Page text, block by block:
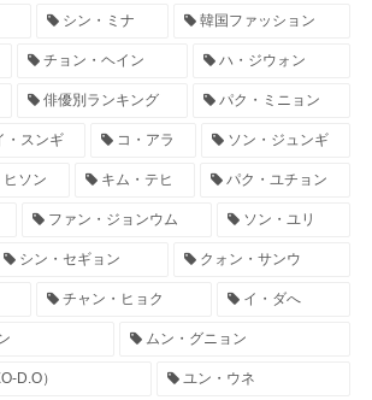
シン・ミナ 韓国ファッション
チョン・ヘイン ハ・ジウォン
俳優別ランキング パク・ミニョン
・スンギ コ・アラ ソン・ジュンギ
ソン キム・テヒ パク・ユチョン
ファン・ジョンウム ソン・ユリ
シン・セギョン クォン・サンウ
チャン・ヒョク イ・ダへ
ムン・グニョン
D.O） ユン・ウネ